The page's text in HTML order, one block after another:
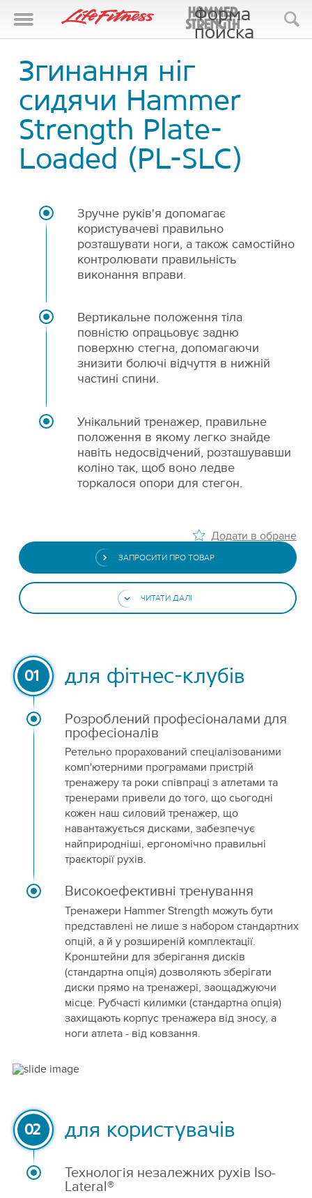
Форма
поиска
Згинання ніг
сидячи Hammer
Strength Plate-
Loaded (PL-SLC)
Зручне руків'я допомагає
користувачеві правильно
розташувати ноги, а також самостійно
контролювати правильність
виконання вправи.
Вертикальне положення тіла
повністю опрацьовує задню
поверхню стегна, допомагаючи
знизити болючі відчуття в нижній
частині спини.
Унікальний тренажер, правильне
положення в якому легко знайде
навіть недосвідчений, розташувавши
коліно так, щоб воно ледве
торкалося опори для стегон.
Додати в обране
ЗАПРОСИТИ ПРО ТОВАР
ЧИТАТИ ДАЛІ
01 для фітнес-клубів
Розроблений професіоналами для
професіоналів
Ретельно прорахований спеціалізованими
комп'ютерними програмами пристрій
тренажеру та роки співпраці з атлетами та
тренерами привели до того, що сьогодні
кожен наш силовий тренажер, що
навантажується дисками, забезпечує
найприродніші, ергономічно правильні
траєкторії рухів.
Високоефективні тренування
Тренажери Hammer Strength можуть бути
представлені не лише з набором стандартних
опцій, а й у розширеній комплектації.
Кронштейни для зберігання дисків
(стандартна опція) дозволяють зберігати
диски прямо на тренажері, заощаджуючи
місце. Рубчасті килимки (стандартна опція)
захищають корпус тренажера від зносу, а
ноги атлета - від ковзання.
02 для користувачів
Технологія незалежних рухів Iso-
Lateral®